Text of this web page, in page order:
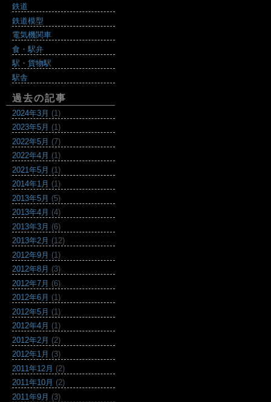
鉄道
鉄道模型
電気機関車
食・駅弁
駅・貨物駅
駅舎
過去の記事
2024年3月 (1)
2023年5月 (1)
2022年5月 (7)
2022年4月 (1)
2021年5月 (1)
2014年1月 (1)
2013年5月 (5)
2013年4月 (4)
2013年3月 (6)
2013年2月 (12)
2012年9月 (1)
2012年8月 (3)
2012年7月 (6)
2012年6月 (1)
2012年5月 (1)
2012年4月 (1)
2012年2月 (2)
2012年1月 (3)
2011年12月 (2)
2011年10月 (2)
2011年9月 (3)